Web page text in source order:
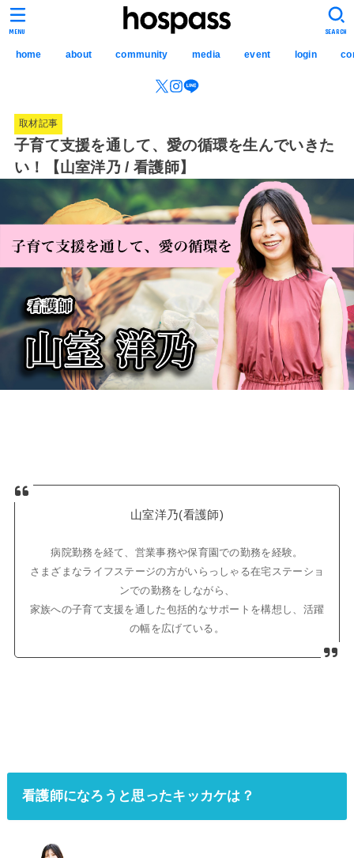
hospass media
home about community media event login
SEARCH
MENU
取材記事
子育て支援を通して、愛の循環を生んでいきた
い！【山室洋乃 / 看護師】
山室洋乃(看護師)
病院勤務を経て、営業事務や保育園での勤務を経験。
さまざまなライフステージの方がいらっしゃる在宅ステーショ
ンでの勤務をしながら、
家族への子育て支援を通した包括的なサポートを構想し、活躍
の幅を広げている。
看護師になろうと思ったキッカケは？